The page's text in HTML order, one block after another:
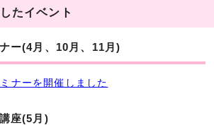
たイベント
ー(4月、10月、11月)
ナーを開催しました
座(5月)